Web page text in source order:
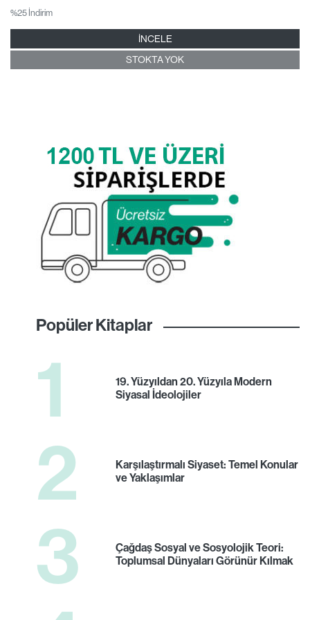
%25 İndirim
İNCELE
STOKTA YOK
Popüler Kitaplar
1
19. Yüzyıldan 20. Yüzyıla Modern
Siyasal İdeolojiler
2
Karşılaştırmalı Siyaset: Temel Konular
ve Yaklaşımlar
3
Çağdaş Sosyal ve Sosyolojik Teori:
Toplumsal Dünyaları Görünür Kılmak